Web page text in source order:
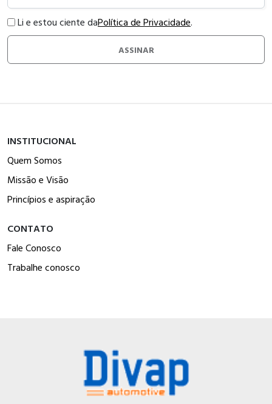
Li e estou ciente daPolítica de Privacidade.
ASSINAR
INSTITUCIONAL
Quem Somos
Missão e Visão
Princípios e aspiração
CONTATO
Fale Conosco
Trabalhe conosco